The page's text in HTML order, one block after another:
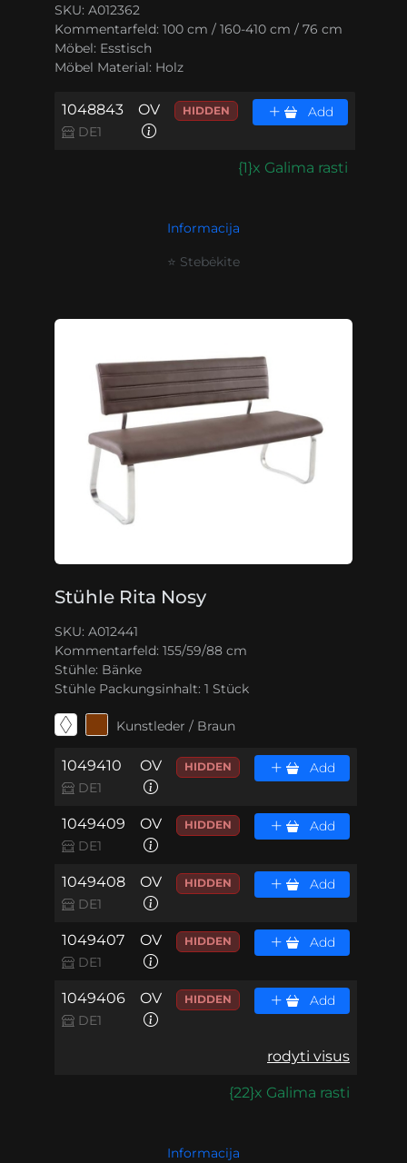
SKU: A012362
Kommentarfeld: 100 cm / 160-410 cm / 76 cm
Möbel: Esstisch
Möbel Material: Holz
1048843
DE1
OV HIDDEN Add
{1}x Galima rasti
Informacija
⭐ Stebėkite
Stühle Rita Nosy
SKU: A012441
Kommentarfeld: 155/59/88 cm
Stühle: Bänke
Stühle Packungsinhalt: 1 Stück
Kunstleder / Braun
1049410
DE1
OV HIDDEN Add
1049409
DE1
OV HIDDEN Add
1049408
DE1
OV HIDDEN Add
1049407
DE1
OV HIDDEN Add
1049406
DE1
OV HIDDEN Add
rodyti visus
{22}x Galima rasti
Informacija